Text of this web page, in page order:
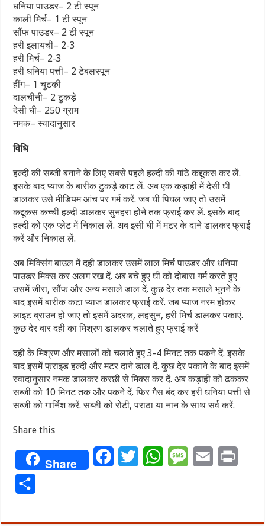
धनिया पाउडर– 2 टी स्पून
काली मिर्च– 1 टी स्पून
सौंफ पाउडर– 2 टी स्पून
हरी इलायची– 2-3
हरी मिर्च– 2-3
हरी धनिया पत्ती– 2 टेबलस्पून
हींग– 1 चुटकी
दालचीनी– 2 टुकड़े
देसी घी– 250 ग्राम
नमक– स्वादानुसार
विधि
हल्दी की सब्जी बनाने के लिए सबसे पहले हल्दी की गांठे कद्दूकस कर लें.
इसके बाद प्याज के बारीक टुकड़े काट लें. अब एक कड़ाही में देसी घी
डालकर उसे मीडियम आंच पर गर्म करें. जब घी पिघल जाए तो उसमें
कद्दूकस कच्ची हल्दी डालकर सुनहरा होने तक फ्राई कर लें. इसके बाद
हल्दी को एक प्लेट में निकाल लें. अब इसी घी में मटर के दाने डालकर फ्राई
करें और निकाल लें.
अब मिक्सिंग बाउल में दही डालकर उसमें लाल मिर्च पाउडर और धनिया
पाउडर मिक्स कर अलग रख दें. अब बचे हुए घी को दोबारा गर्म करते हुए
उसमें जीरा, सौंफ और अन्य मसाले डाल दें. कुछ देर तक मसाले भूनने के
बाद इसमें बारीक कटा प्याज डालकर फ्राई करें. जब प्याज नरम होकर
लाइट ब्राउन हो जाए तो इसमें अदरक, लहसुन, हरी मिर्च डालकर पकाएं.
कुछ देर बार दही का मिश्रण डालकर चलाते हुए फ्राई करें
दही के मिश्रण और मसालों को चलाते हुए 3-4 मिनट तक पकने दें. इसके
बाद इसमें फ्राइड हल्दी और मटर दाने डाल दें. कुछ देर पकाने के बाद इसमें
स्वादानुसार नमक डालकर करछी से मिक्स कर दें. अब कड़ाही को ढककर
सब्जी को 10 मिनट तक और पकने दें. फिर गैस बंद कर हरी धनिया पत्ती से
सब्जी को गार्निश करें. सब्जी को रोटी, पराठा या नान के साथ सर्व करें.
Share this
Share FacebookTwitterWhatsAppMessageEmail